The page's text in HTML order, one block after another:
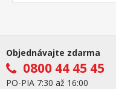
Objednávajte zdarma
0800 44 45 45
PO-PIA 7:30 až 16:00